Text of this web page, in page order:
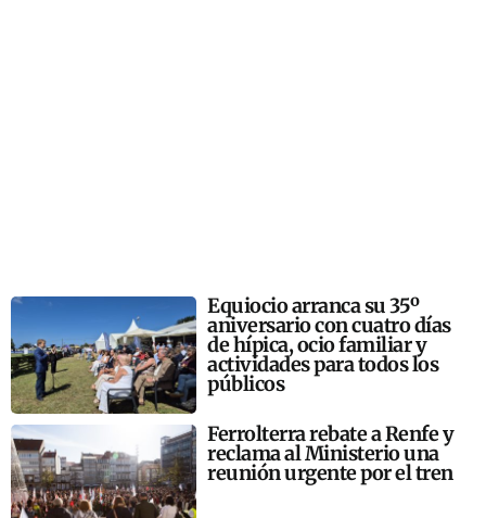
Equiocio arranca su 35º
aniversario con cuatro días
de hípica, ocio familiar y
actividades para todos los
públicos
Ferrolterra rebate a Renfe y
reclama al Ministerio una
reunión urgente por el tren